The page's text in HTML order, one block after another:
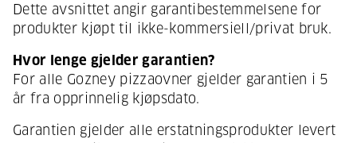
Dette avsnittet angir garantibestemmelsene for
produkter kjøpt til ikke-kommersiell/privat bruk.
Hvor lenge gjelder garantien?
For alle Gozney pizzaovner gjelder garantien i 5
år fra opprinnelig kjøpsdato.
Garantien gjelder alle erstatningsprodukter levert